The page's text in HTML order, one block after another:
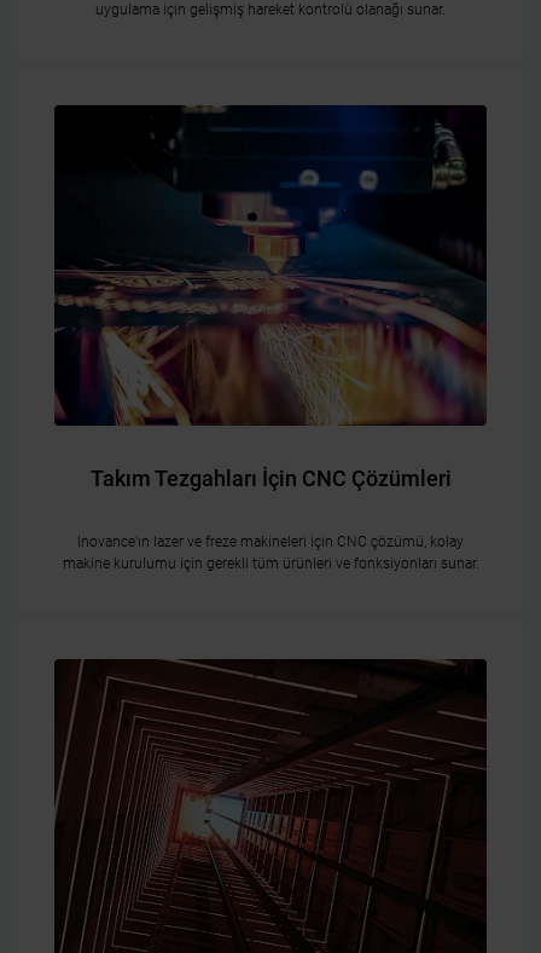
uygulama için gelişmiş hareket kontrolü olanağı sunar.
Takım Tezgahları İçin CNC Çözümleri
Inovance'ın lazer ve freze makineleri için CNC çözümü, kolay
makine kurulumu için gerekli tüm ürünleri ve fonksiyonları sunar.